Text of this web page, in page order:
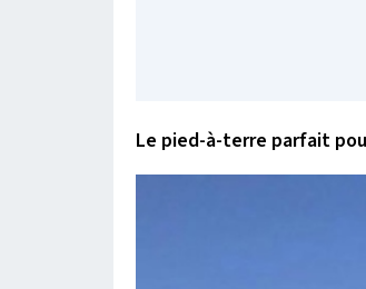
Le pied-à-terre parfait